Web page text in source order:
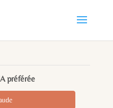
préférée